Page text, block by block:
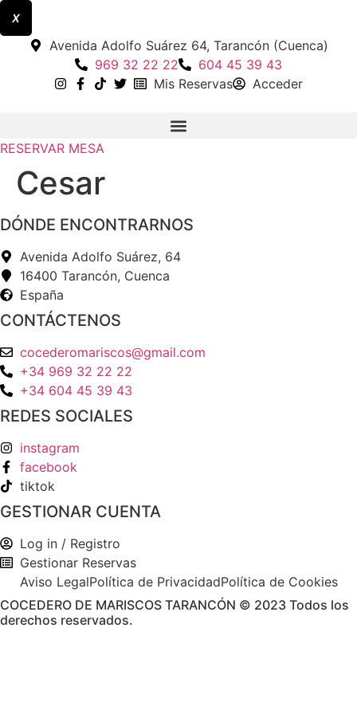
X
contenido
Avenida Adolfo Suárez 64, Tarancón (Cuenca)
969 32 22 22
604 45 39 43
Mis Reservas
Acceder
RESERVAR MESA
Cesar
DÓNDE ENCONTRARNOS
Avenida Adolfo Suárez, 64
16400 Tarancón, Cuenca
España
CONTÁCTENOS
cocederomariscos@gmail.com
+34 969 32 22 22
+34 604 45 39 43
REDES SOCIALES
instagram
facebook
tiktok
GESTIONAR CUENTA
Log in / Registro
Gestionar Reservas
Aviso LegalPolítica de PrivacidadPolítica de Cookies
COCEDERO DE MARISCOS TARANCÓN © 2023 Todos los
derechos reservados.